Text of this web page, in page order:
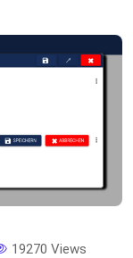
19270 Views